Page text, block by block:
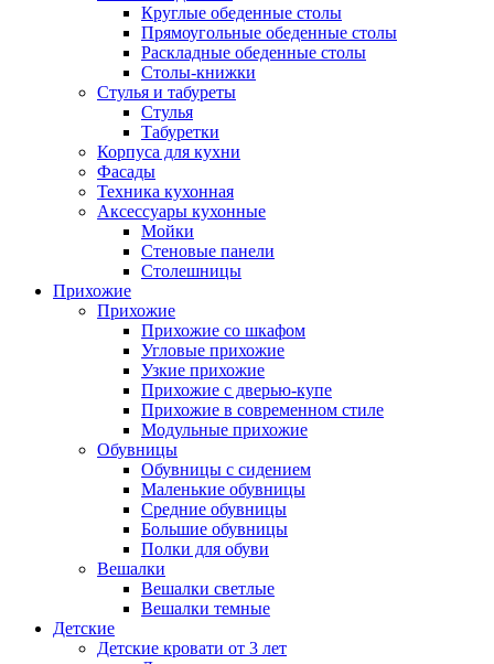
Круглые обеденные столы
Прямоугольные обеденные столы
Раскладные обеденные столы
Столы-книжки
Стулья и табуреты
Стулья
Табуретки
Корпуса для кухни
Фасады
Техника кухонная
Аксессуары кухонные
Мойки
Стеновые панели
Столешницы
Прихожие
Прихожие
Прихожие со шкафом
Угловые прихожие
Узкие прихожие
Прихожие с дверью-купе
Прихожие в современном стиле
Модульные прихожие
Обувницы
Обувницы с сидением
Маленькие обувницы
Средние обувницы
Большие обувницы
Полки для обуви
Вешалки
Вешалки светлые
Вешалки темные
Детские
Детские кровати от 3 лет